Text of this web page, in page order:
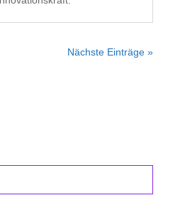
Nächste Einträge »